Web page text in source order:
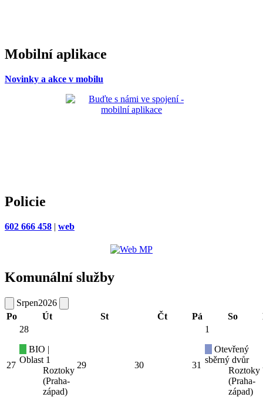
Mobilní aplikace
Novinky a akce v mobilu
Policie
602 666 458 | web
Komunální služby
Srpen2026
Po
Út St Čt Pá So
27
28
BIO |
Oblast 1
Roztoky
(Praha-
západ)
29 30 31
1
Otevřený
sběrný dvůr
Roztoky
(Praha-
západ)